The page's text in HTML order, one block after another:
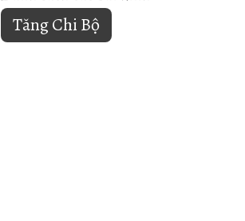
Tăng Chi Bộ